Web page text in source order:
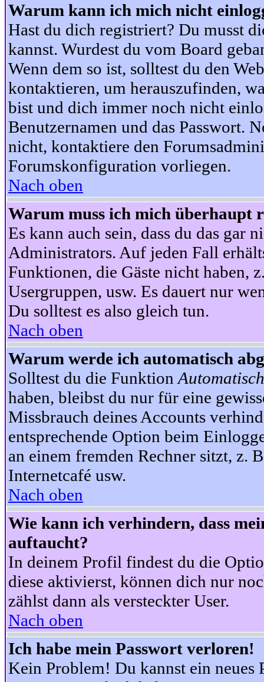
Warum kann ich mich nicht
Hast du dich registriert? Du musst
kannst. Wurdest du vom Board
Wenn dem so ist, solltest du den
kontaktieren, um herauszufinden,
bist und dich immer noch nicht
Benutzernamen und das Passwort.
nicht, kontaktiere den
Forumskonfiguration vorliegen.
Nach oben
Warum muss ich mich überhaupt
Es kann auch sein, dass du das gar
Administrators. Auf jeden Fall
Funktionen, die Gäste nicht haben,
Usergruppen, usw. Es dauert nur
Du solltest es also gleich tun.
Nach oben
Warum werde ich automatisch
Solltest du die Funktion
haben, bleibst du nur für eine
Missbrauch deines Accounts
entsprechende Option beim
an einem fremden Rechner sitzt, z.
Internetcafé usw.
Nach oben
Wie kann ich verhindern, dass
auftaucht?
In deinem Profil findest du die
diese aktivierst, können dich nur
zählst dann als versteckter User.
Nach oben
Ich habe mein Passwort verloren!
Kein Problem! Du kannst ein neues